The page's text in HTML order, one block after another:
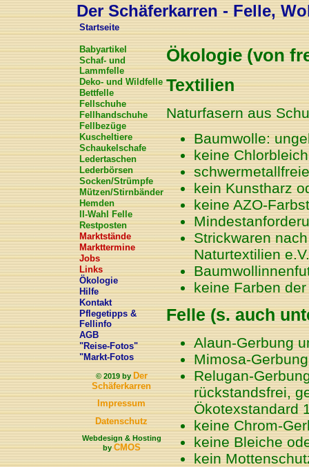
Der Schäferkarren - Felle,
Startseite
Babyartikel
Schaf- und
Lammfelle
Deko- und Wildfelle
Bettfelle
Fellschuhe
Fellhandschuhe
Fellbezüge
Kuscheltiere
Schaukelschafe
Ledertaschen
Lederbörsen
Socken/Strümpfe
Mützen/Stirnbänder
Hemden
II-Wahl Felle
Restposten
Marktstände
Markttermine
Jobs
Links
Ökologie
Hilfe
Kontakt
Pflegetipps &
Fellinfo
AGB
"Reise-Fotos"
"Markt-Fotos
© 2019 byDer
Schäferkarren
Impressum
Datenschutz
Webdesign & Hosting
byCMOS
Ökologie (von
Textilien
Naturfasern aus
Baumwolle:
keine
kein Kunstharz
keine AZO-
Strickwaren
Naturtextilien e.V.
keine Farben
Felle (s. auch
Alaun-Gerbung
Mimosa-
Relugan-
rückstandsfrei,
Ökotexstandard
keine Chrom-
keine Bleiche
kein